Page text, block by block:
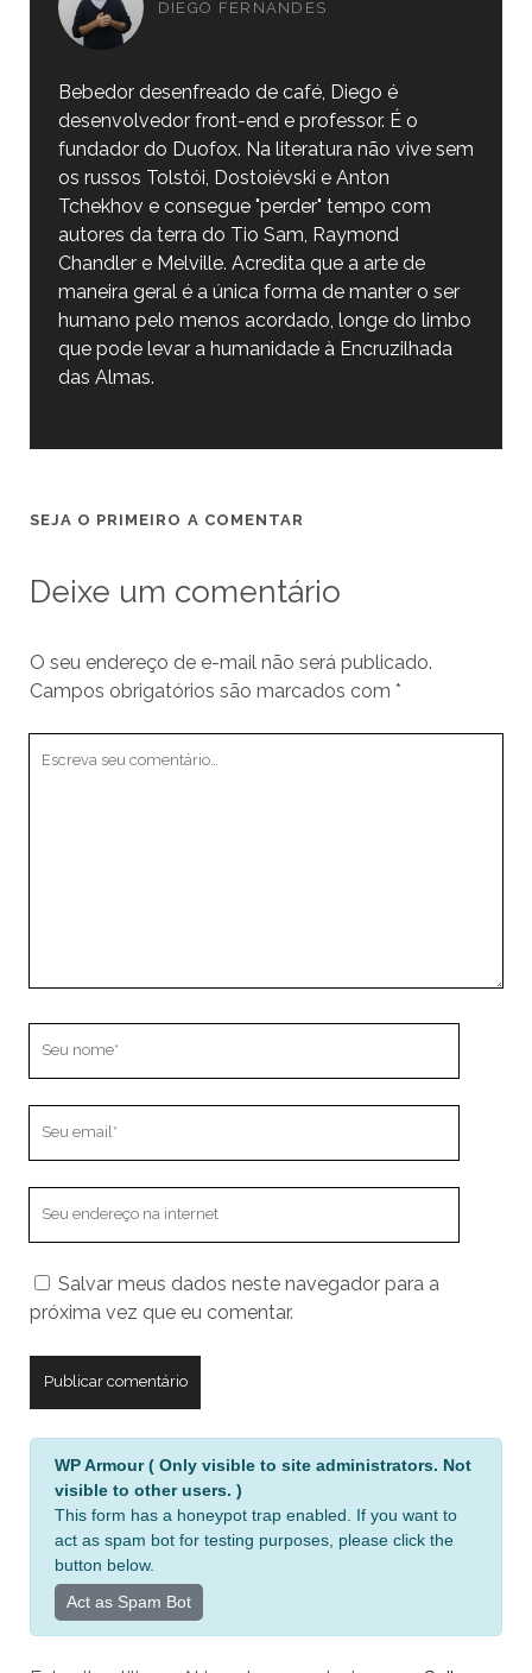
DIEGO FERNANDES
Bebedor desenfreado de café, Diego é
desenvolvedor front-end e professor. É o
fundador do Duofox. Na literatura não vive sem
os russos Tolstói, Dostoiévski e Anton
Tchekhov e consegue "perder" tempo com
autores da terra do Tio Sam, Raymond
Chandler e Melville. Acredita que a arte de
maneira geral é a única forma de manter o ser
humano pelo menos acordado, longe do limbo
que pode levar a humanidade à Encruzilhada
das Almas.
SEJA O PRIMEIRO A COMENTAR
Deixe um comentário
O seu endereço de e-mail não será publicado.
Campos obrigatórios são marcados com *
seu
site
Salvar meus dados neste navegador para a
próxima vez que eu comentar.
WP Armour ( Only visible to site administrators. Not
visible to other users. )
This form has a honeypot trap enabled. If you want to
act as spam bot for testing purposes, please click the
button below.
Act as Spam Bot